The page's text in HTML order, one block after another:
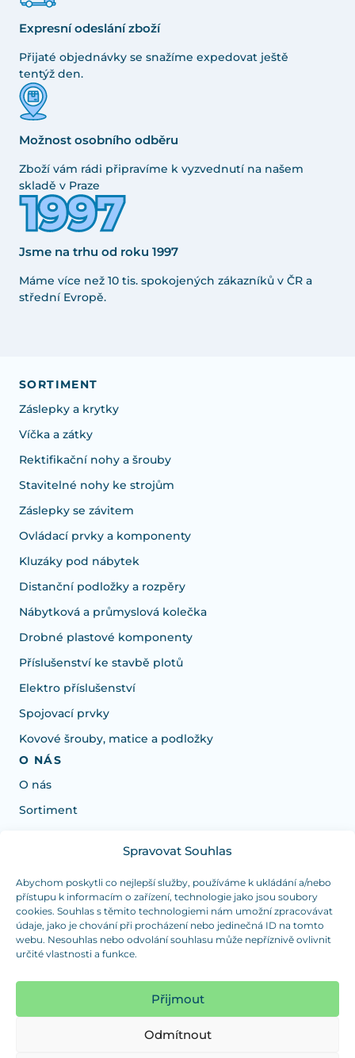
Spravovat Souhlas
Abychom poskytli co nejlepší služby, používáme k ukládání a/nebo
přístupu k informacím o zařízení, technologie jako jsou soubory
cookies. Souhlas s těmito technologiemi nám umožní zpracovávat
údaje, jako je chování při procházení nebo jedinečná ID na tomto
webu. Nesouhlas nebo odvolání souhlasu může nepříznivě ovlivnit
určité vlastnosti a funkce.
Přijmout
Odmítnout
Expresní odeslání zboží
Přijaté objednávky se snažíme expedovat ještě
tentýž den.
Možnost osobního odběru
Zboží vám rádi připravíme k vyzvednutí na našem
skladě v Praze
Jsme na trhu od roku 1997
Máme více než 10 tis. spokojených zákazníků v ČR a
střední Evropě.
SORTIMENT
Záslepky a krytky
Víčka a zátky
Rektifikační nohy a šrouby
Stavitelné nohy ke strojům
Záslepky se závitem
Ovládací prvky a komponenty
Kluzáky pod nábytek
Distanční podložky a rozpěry
Nábytková a průmyslová kolečka
Drobné plastové komponenty
Příslušenství ke stavbě plotů
Elektro příslušenství
Spojovací prvky
Kovové šrouby, matice a podložky
O NÁS
O nás
Sortiment
Potřebujete poradit s výběrem?
Jsme tu pro vás Pondělí-Čtvrtek od: 7:30 - 15:30 hodin
a Pátek od 7:30 - 14:30 hodin
info@dualpraha.cz +420 725 802 767
(platba pouze v hotovosti)
Jsme tu pro vás Pondělí-Čtvrtek od: 7:30 - 15:30 hodin
a Pátek od 7:30 - 14:30 hodin